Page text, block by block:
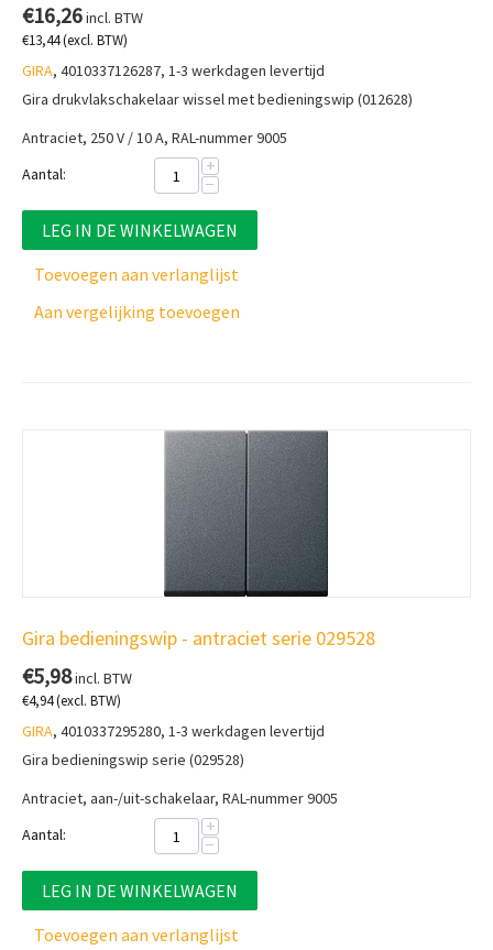
€16,26incl. BTW
€13,44(excl. BTW)
GIRA, 4010337126287, 1-3 werkdagen levertijd
Gira drukvlakschakelaar wissel met bedieningswip (012628)
Antraciet, 250 V / 10 A, RAL-nummer 9005
Aantal:
+
−
LEG IN DE WINKELWAGEN
Toevoegen aan verlanglijst
Aan vergelijking toevoegen
Gira bedieningswip - antraciet serie 029528
€5,98incl. BTW
€4,94(excl. BTW)
GIRA, 4010337295280, 1-3 werkdagen levertijd
Gira bedieningswip serie (029528)
Antraciet, aan-/uit-schakelaar, RAL-nummer 9005
Aantal:
+
−
LEG IN DE WINKELWAGEN
Toevoegen aan verlanglijst